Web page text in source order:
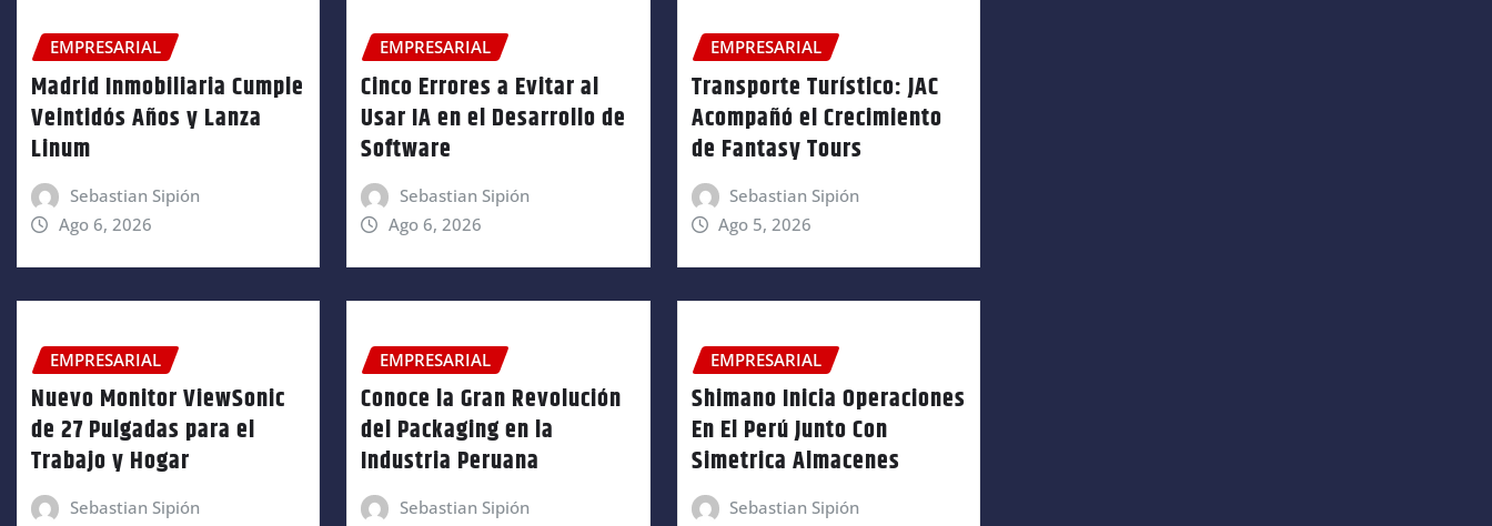
EMPRESARIAL
Madrid Inmobiliaria Cumple
Veintidós Años y Lanza
Linum
Sebastian Sipión
Ago 6, 2026
EMPRESARIAL
Cinco Errores a Evitar al
Usar IA en el Desarrollo de
Software
Sebastian Sipión
Ago 6, 2026
EMPRESARIAL
Transporte Turístico: JAC
Acompañó el Crecimiento
de Fantasy Tours
Sebastian Sipión
Ago 5, 2026
EMPRESARIAL
Nuevo Monitor ViewSonic
de 27 Pulgadas para el
Trabajo y Hogar
Sebastian Sipión
EMPRESARIAL
Conoce la Gran Revolución
del Packaging en la
Industria Peruana
Sebastian Sipión
EMPRESARIAL
Shimano Inicia Operaciones
En El Perú Junto Con
Simetrica Almacenes
Sebastian Sipión